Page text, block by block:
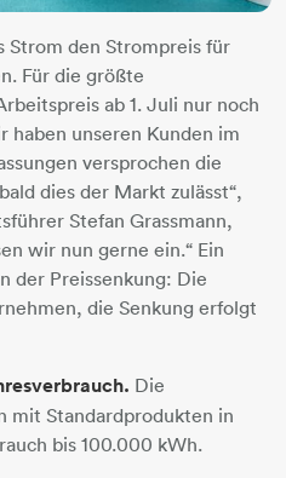
Strom den Strompreis für
Für die größte
ab 1. Juli nur noch
haben unseren Kunden im
versprochen die
dies der Markt zulässt“,
Stefan Grassmann,
wir nun gerne ein.“ Ein
der Preissenkung: Die
die Senkung erfolgt
Die
mit Standardprodukten in
bis 100.000 kWh.